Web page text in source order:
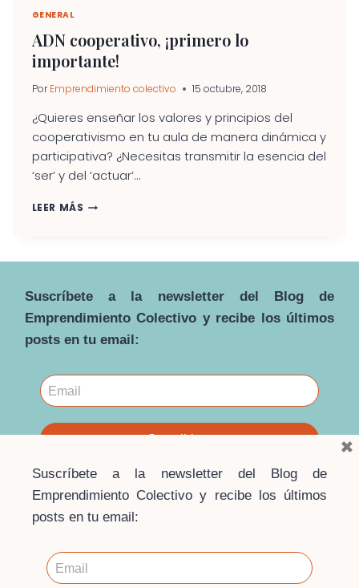
GENERAL
ADN cooperativo, ¡primero lo
importante!
Por Emprendimiento colectivo 15 octubre, 2018
¿Quieres enseñar los valores y principios del
cooperativismo en tu aula de manera dinámica y
participativa? ¿Necesitas transmitir la esencia del
‘ser’ y del ‘actuar’...
LEER MÁS ADN
IMPORTANTE!
Suscríbete a la newsletter del Blog de
Emprendimiento Colectivo y recibe los últimos
posts en tu email:
© 2026 · Blog Emprendimiento Colectivo ·
Escuela de
Suscríbete a la newsletter del Blog de
Emprendimiento Colectivo y recibe los últimos
posts en tu email:
×